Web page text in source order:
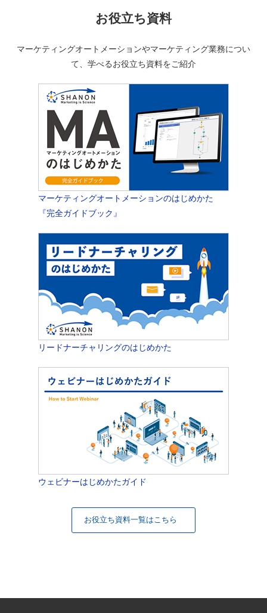
お役立ち資料
マーケティングオートメーションやマーケティング業務につい
て、学べるお役立ち資料をご紹介
マーケティングオートメーションのはじめかた
『完全ガイドブック』
リードナーチャリングのはじめかた
ウェビナーはじめかたガイド
お役立ち資料一覧はこちら